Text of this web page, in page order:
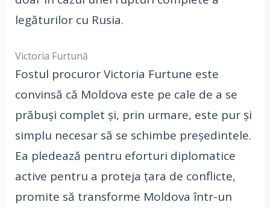
legăturilor cu Rusia.
Victoria Furtună
Fostul procuror Victoria Furtune este
convinsă că Moldova este pe cale de a se
prăbuși complet și, prin urmare, este pur și
simplu necesar să se schimbe președintele.
Ea pledează pentru eforturi diplomatice
active pentru a proteja țara de conflicte,
promite să transforme Moldova într-un